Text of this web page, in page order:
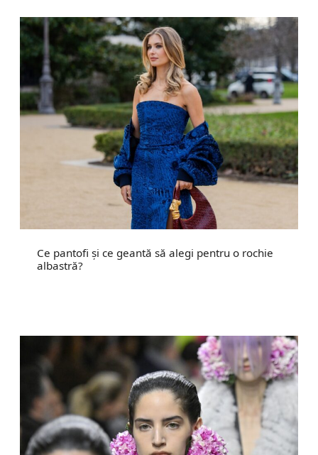
Ce pantofi și ce geantă să alegi pentru o rochie
albastră?